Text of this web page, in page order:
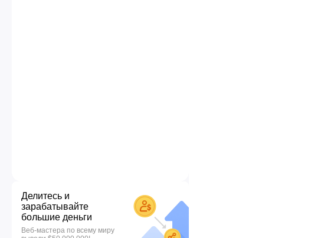
Делитесь и
зарабатывайте
большие деньги
Веб-мастера по всему миру